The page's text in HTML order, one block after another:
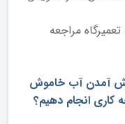
مراجعه
آمدن آب خاموش
کاری انجام دهیم؟